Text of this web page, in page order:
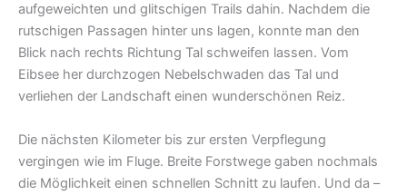
aufgeweichten und glitschigen Trails dahin. Nachdem die
rutschigen Passagen hinter uns lagen, konnte man den
Blick nach rechts Richtung Tal schweifen lassen. Vom
Eibsee her durchzogen Nebelschwaden das Tal und
verliehen der Landschaft einen wunderschönen Reiz.
Die nächsten Kilometer bis zur ersten Verpflegung
vergingen wie im Fluge. Breite Forstwege gaben nochmals
die Möglichkeit einen schnellen Schnitt zu laufen. Und da –